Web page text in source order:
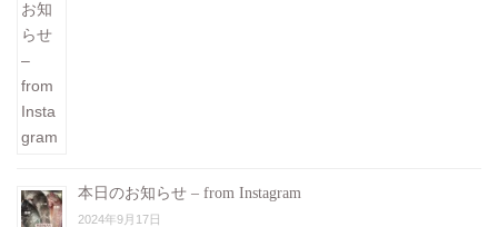
本日のお知らせ – from Instagram
2024年9月17日